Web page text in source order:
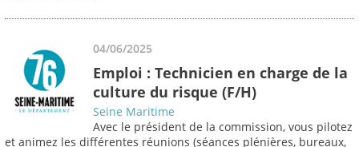
04/06/2025
Emploi : Technicien en charge de la
culture du risque (F/H)
Seine Maritime
Avec le président de la commission, vous pilotez
et animez les différentes réunions (séances plénières, bureaux,